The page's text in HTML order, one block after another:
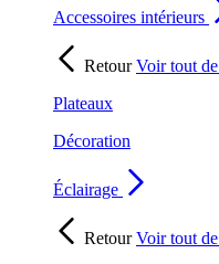
Accessoires intérieurs
RetourVoir tout de
Plateaux
Décoration
Éclairage
RetourVoir tout de